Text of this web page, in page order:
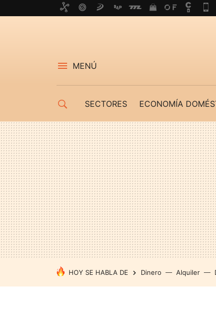
MENÚ
SECTORES ECONOMÍA
HOY SE HABLA DE Dinero Alquiler